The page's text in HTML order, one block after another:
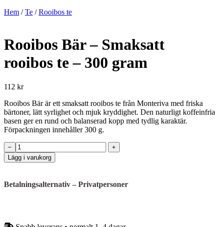
Hem /Te /Rooibos te
Rooibos Bär – Smaksatt
rooibos te – 300 gram
112 kr
Rooibos Bär är ett smaksatt rooibos te från Monteriva med friska
bärtoner, lätt syrlighet och mjuk kryddighet. Den naturligt koffeinfria
basen ger en rund och balanserad kopp med tydlig karaktär.
Förpackningen innehåller 300 g.
Rooibos
Bär
–
rooibos
te
mängd
−
+
Lägg i varukorg
Betalningsalternativ – Privatpersoner